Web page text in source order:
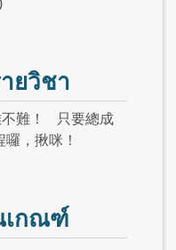
ยวิชา
難！
只要總成
，揪咪！
เกณฑ์